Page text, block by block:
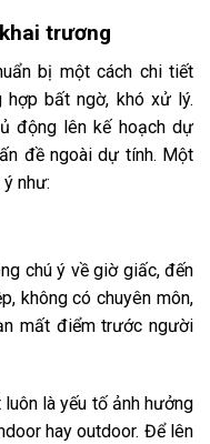
trương
bị một cách chi tiết
bất ngờ, khó xử lý.
động lên kế hoạch dự
đề ngoài dự tính. Một
như:
chú ý về giờ giấc, đến
không có chuyên môn,
mất điểm trước người
là yếu tố ảnh hưởng
hay outdoor. Để lên